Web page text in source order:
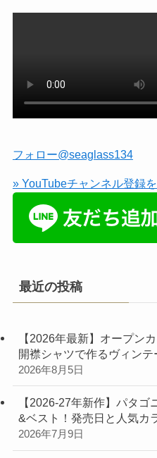
フォロー@seaglass134
» YouTubeチャンネル登録
最近の投稿
【2026年最新】オープン
開襟シャツで作るヴィン
2026年8月5日
【2026-27年新作】パタゴ
&ベスト！発売日と人気カ
2026年7月9日